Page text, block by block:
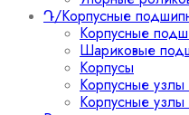
Դ/Корпусные
Корпусные
Шариковые
Корпусы
Корпусные узлы
Корпусные